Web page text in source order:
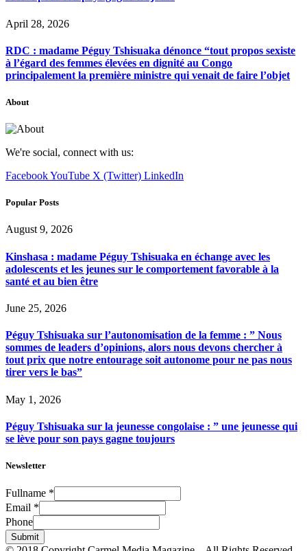
April 28, 2026
RDC : madame Péguy Tshisuaka dénonce “tout propos sexiste
à l’égard des femmes élevées en dignité au Congo
principalement la première ministre qui venait de faire l’objet
About
We're social, connect with us:
FacebookYouTube X (Twitter) LinkedIn
Popular Posts
August 9, 2026
Kinshasa : madame Péguy Tshisuaka en échange avec les
adolescents et les jeunes sur le comportement favorable à la
santé et au bien être
June 25, 2026
Péguy Tshisuaka sur l’autonomisation de la femme : ” Nous
sommes de leaders d’opinions, alors nous devons chercher à
tout prix que notre entourage soit autonome pour ne pas nous
tirer vers le bas”
May 1, 2026
Péguy Tshisuaka sur la jeunesse congolaise : ” une jeunesse qui
se lève pour son pays gagne toujours
Newsletter
Fullname *
Email *
Phone
Submit